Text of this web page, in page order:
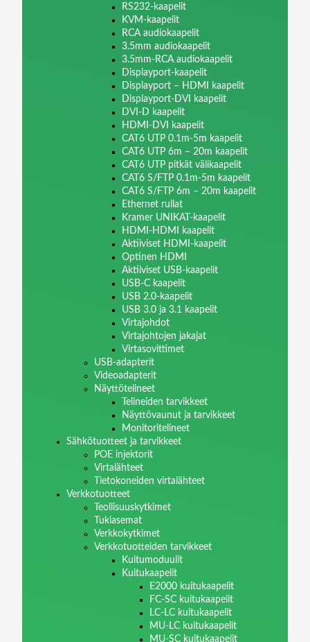
RS232-kaapelit
KVM-kaapelit
RCA audiokaapelit
3.5mm audiokaapelit
3.5mm-RCA audiokaapelit
Displayport-kaapelit
Displayport – HDMI kaapelit
Displayport-DVI kaapelit
DVI-D kaapelit
HDMI-DVI kaapelit
CAT6 UTP 0.1m-5m kaapelit
CAT6 UTP 6m – 20m kaapelit
CAT6 UTP pitkät välikaapelit
CAT6 S/FTP 0.1m-5m kaapelit
CAT6 S/FTP 6m – 20m kaapelit
Ethernet rullat
Kramer UNIKAT-kaapelit
HDMI-HDMI kaapelit
Aktiiviset HDMI-kaapelit
Optinen HDMI
Aktiiviset USB-kaapelit
USB-C kaapelit
USB 2.0-kaapelit
USB 3.0 ja 3.1 kaapelit
Virtajohdot
Virtajohtojen jakajat
Virtasovittimet
USB-adapterit
Videoadapterit
Näyttötelineet
Telineiden tarvikkeet
Näyttövaunut ja tarvikkeet
Monitoritelineet
Sähkötuotteet ja tarvikkeet
POE injektorit
Virtalähteet
Tietokoneiden virtalähteet
Verkkotuotteet
Teollisuuskytkimet
Tukiasemat
Verkkokytkimet
Verkkotuotteiden tarvikkeet
Kuitumoduulit
Kuitukaapelit
E2000 kuitukaapelit
FC-SC kuitukaapelit
LC-LC kuitukaapelit
MU-LC kuitukaapelit
MU-SC kuitukaapelit